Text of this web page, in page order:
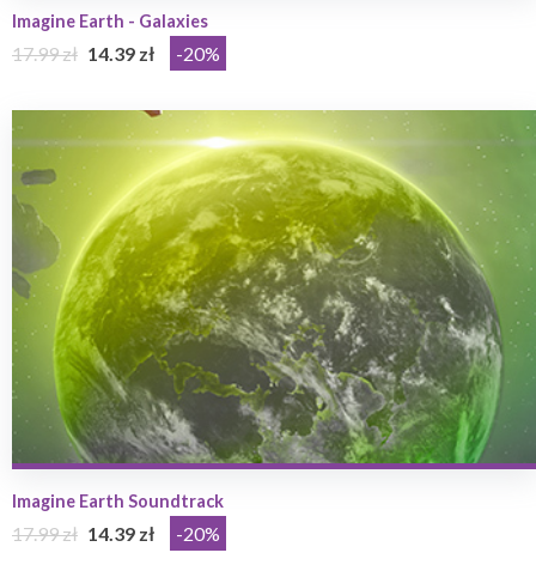
Imagine Earth - Galaxies
17.99 zł 14.39 zł -20%
Imagine Earth Soundtrack
17.99 zł 14.39 zł -20%